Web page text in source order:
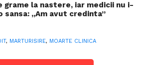
grame la nastere, iar medicii nu i-
sansa: „Am avut credinta”
, MARTURISIRE, MOARTE CLINICA